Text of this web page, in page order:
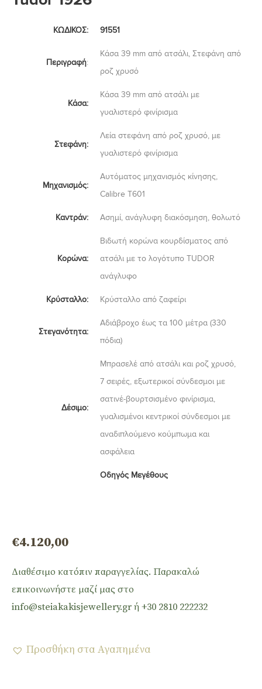
ΚΩΔΙΚΟΣ: 91551
Περιγραφή:
Κάσα 39 mm από ατσάλι, Στεφάνη από
ροζ χρυσό
Κάσα:
Κάσα 39 mm από ατσάλι με
γυαλιστερό φινίρισμα
Στεφάνη:
Λεία στεφάνη από ροζ χρυσό, με
γυαλιστερό φινίρισμα
Μηχανισμός:
Αυτόματος μηχανισμός κίνησης,
Calibre T601
Καντράν: Ασημί, ανάγλυφη διακόσμηση, θολωτό
Κορώνα:
Βιδωτή κορώνα κουρδίσματος από
ατσάλι με το λογότυπο TUDOR
ανάγλυφο
Κρύσταλλο: Κρύσταλλο από ζαφείρι
Στεγανότητα:
Αδιάβροχο έως τα 100 μέτρα (330
πόδια)
Δέσιμο:
Μπρασελέ από ατσάλι και ροζ χρυσό,
7 σειρές, εξωτερικοί σύνδεσμοι με
σατινέ-βουρτσισμένο φινίρισμα,
γυαλισμένοι κεντρικοί σύνδεσμοι με
αναδιπλούμενο κούμπωμα και
ασφάλεια
Οδηγός Μεγέθους
€4.120,00
Διαθέσιμο κατόπιν παραγγελίας. Παρακαλώ
επικοινωνήστε μαζί μας στο
info@steiakakisjewellery.gr ή +30 2810 222232
Προσθήκη στα Αγαπημένα